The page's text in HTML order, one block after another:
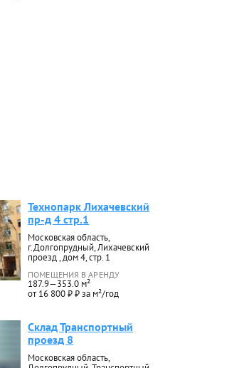
Технопарк Лихачевский
пр-д 4 стр.1
Московская область,
г.Долгопрудный, Лихачевский
проезд , дом 4, стр. 1
ПОМЕЩЕНИЯ В АРЕНДУ
187.9—353.0 м²
от 16 800 ₽ ₽ за м²/год
Склад Транспортный
проезд 8
Московская область,